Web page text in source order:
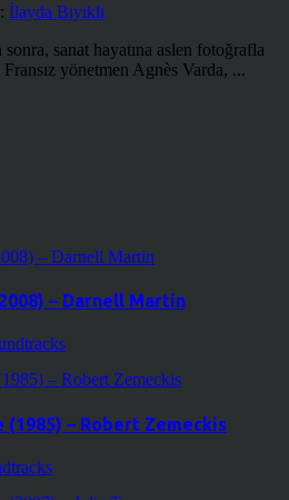
İlayda Bıyıklı
sanat hayatına aslen fotoğrafla
Fransız yönetmen Agnès Varda, ...
– Darnell Martin
– Robert Zemeckis